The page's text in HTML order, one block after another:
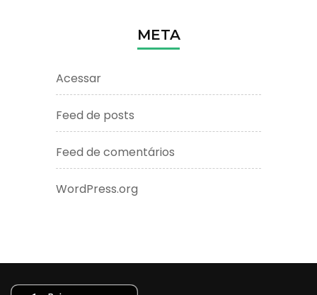
META
Acessar
Feed de posts
Feed de comentários
WordPress.org